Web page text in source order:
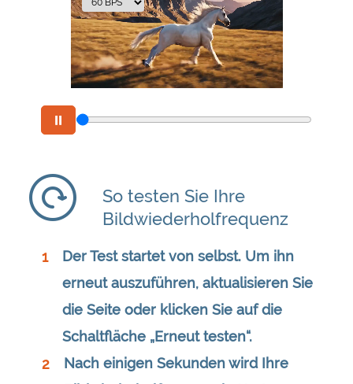
⏸
So testen Sie Ihre
Bildwiederholfrequenz
1
Der Test startet von selbst. Um ihn
erneut auszuführen, aktualisieren Sie
die Seite oder klicken Sie auf die
Schaltfläche „Erneut testen“.
2
Nach einigen Sekunden wird Ihre